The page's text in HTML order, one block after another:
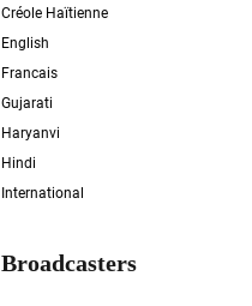
Créole Haïtienne
English
Francais
Gujarati
Haryanvi
Hindi
International
Broadcasters